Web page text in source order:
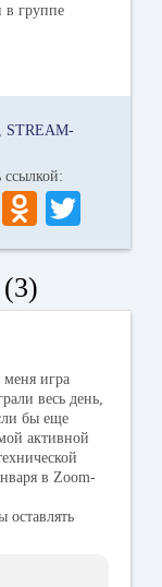
в группе
STREAM-
ссылкой:
V
K
O
dn
la
ni
ki
wi
r
игра
весь день,
бы еще
активной
в Zoom-
оставлять